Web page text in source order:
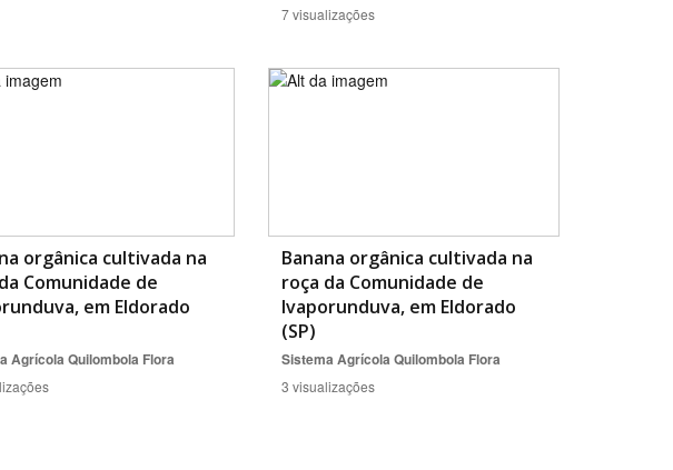
7 visualizações
orgânica cultivada na
Comunidade de
em Eldorado
Agrícola Quilombola Flora
Banana orgânica cultivada na
roça da Comunidade de
Ivaporunduva, em Eldorado
(SP)
Sistema Agrícola Quilombola Flora
3 visualizações